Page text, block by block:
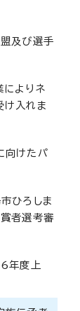
及び選手
によりネ
け入れま
向けたパ
ひろしま
者選考審
6年度上